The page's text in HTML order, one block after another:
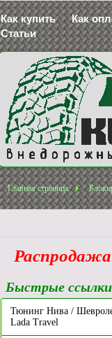
Как купить Как
Статьи
Главная страница
Быстрые ссылки
Тюнинг Нива /
Lada Travel